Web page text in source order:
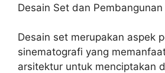
Desain Set dan Pembangunan
Desain set merupakan aspek
sinematografi yang
arsitektur untuk menciptakan